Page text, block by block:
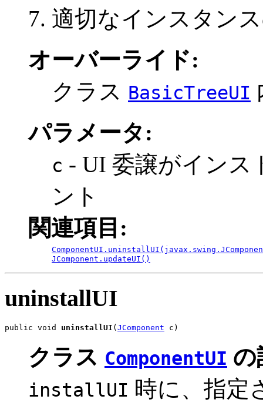
適切なインスタン
オーバーライド:
クラス BasicTreeUI
パラメータ:
c - UI 委譲がインス
ント
関連項目:
JComponent.updateUI()
uninstallUI
public void uninstallUI ( JComponent c)
クラス ComponentUI の
installUI 時に、指定